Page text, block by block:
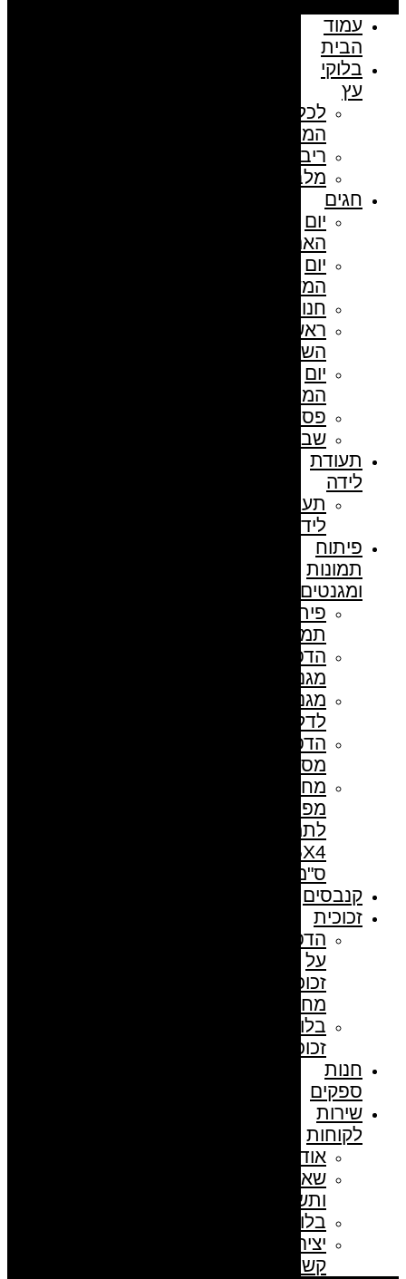
עמוד
הבית
בלוקי
עץ
לכל
המוצרים
ריבועים
מלבנים
חגים
יום
האהבה
יום
המשפחה
חנוכה
ראש
השנה
יום
המורה
פסח
שבועות
תעודת
לידה
תעודת
לידה
פיתוח
תמונות
ומגנטים
פיתוח
תמונות
הדפסת
מגנטים
מגנט
לדלת
הדפסת
מסמכים
מחזיק
מפתחות
לתמונה
5.5X4
ס"מ
קנבסים
זכוכית
הדפסה
על
זכוכית
מחוסמת
בלוק
זכוכית
חנות
ספקים
שירות
לקוחות
אודות
שאלות
ותשובות
בלוג
יצירת
קשר